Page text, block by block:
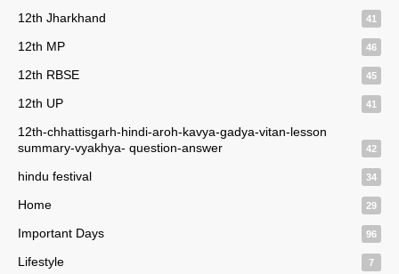
12th Jharkhand 41
12th MP 46
12th RBSE 45
12th UP 41
12th-chhattisgarh-hindi-aroh-kavya-gadya-vitan-lesson
summary-vyakhya- question-answer
42
hindu festival 34
Home 29
Important Days 96
Lifestyle 7